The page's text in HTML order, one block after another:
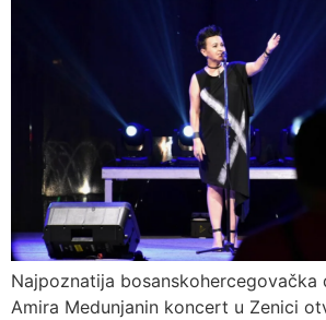
Najpoznatija bosanskohercegovačka
Amira Medunjanin koncert u Zenici